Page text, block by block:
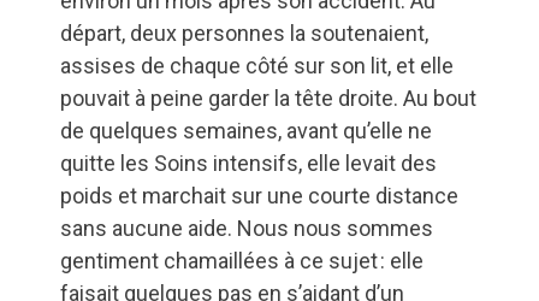
départ, deux personnes la soutenaient,
assises de chaque côté sur son lit, et elle
pouvait à peine garder la tête droite. Au bout
de quelques semaines, avant qu’elle ne
quitte les Soins intensifs, elle levait des
poids et marchait sur une courte distance
sans aucune aide. Nous nous sommes
gentiment chamaillées à ce sujet : elle
faisait quelques pas en s’aidant d’un